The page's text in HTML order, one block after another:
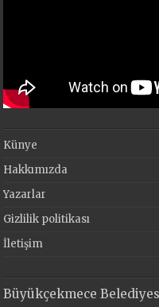
Künye
Hakkımızda
Yazarlar
Gizlilik politikası
İletişim
Büyükçekmece